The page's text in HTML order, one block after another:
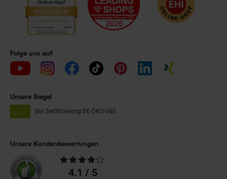
Folge uns auf
Unsere Siegel
Bio Zertifizierung DE-ÖKO-060
Unsere Kundenbewertungen
Durchschnittliche
Bewertungen4.1 / 5